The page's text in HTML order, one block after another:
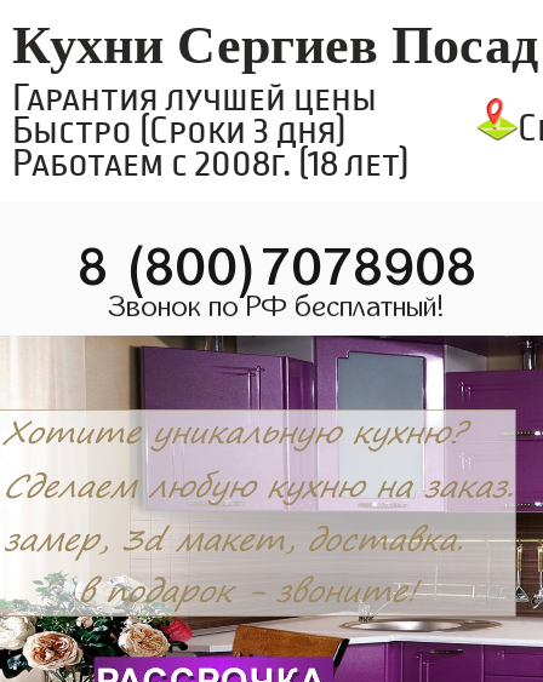
Кухни Сергиев Посад
Гарантия лучшей цены
Быстро (Сроки 3 дня)
Работаем с 2008г. (18 лет)
8 (800)7078908
Звонок по РФ бесплатный!